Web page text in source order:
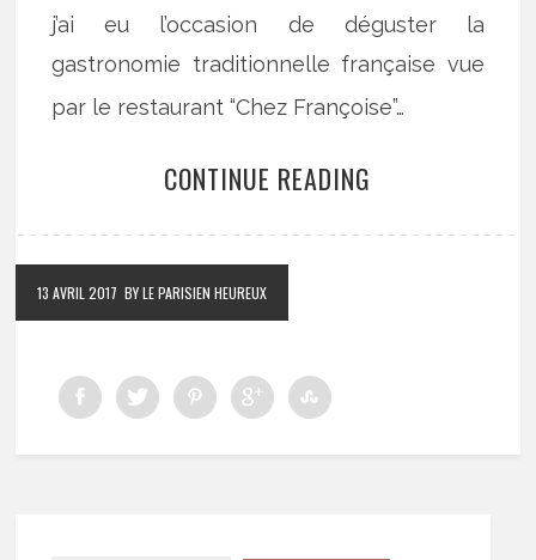
j’ai eu l’occasion de déguster la
gastronomie traditionnelle française vue
par le restaurant “Chez Françoise”…
CONTINUE READING
13 AVRIL 2017 BY LE PARISIEN HEUREUX